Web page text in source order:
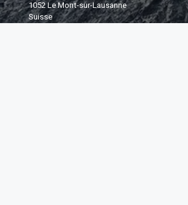
1052 Le Mont-sur-Lausanne
Suisse